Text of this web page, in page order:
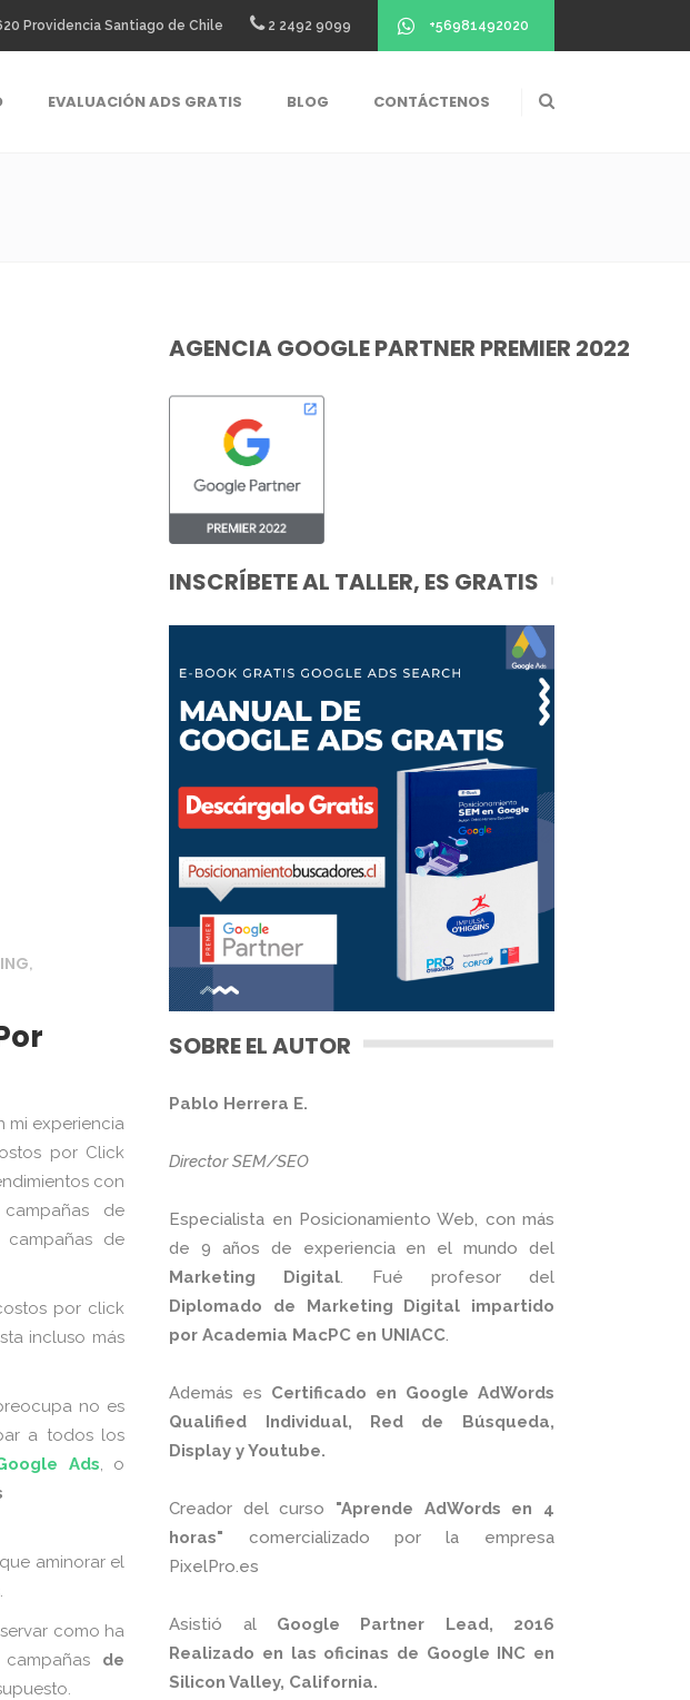
Providencia Santiago de Chile 2 2492 9099 +56981492020
EVALUACIÓN ADS GRATIS BLOG CONTÁCTENOS
,
mi experiencia
por Click
con
de
de
por click
incluso más
no es
a todos los
Ads, o
aminorar el
como ha
de
AGENCIA GOOGLE PARTNER PREMIER 2022
INSCRÍBETE AL TALLER, ES GRATIS
SOBRE EL AUTOR
Pablo Herrera E.
Director SEM/SEO
Especialista en Posicionamiento Web, con más
de 9 años de experiencia en el mundo del
Marketing Digital. Fué profesor del
Diplomado de Marketing Digital impartido
por Academia MacPC en UNIACC.
Además es Certificado en Google AdWords
Qualified Individual, Red de Búsqueda,
Display y Youtube.
Creador del curso "Aprende AdWords en 4
horas" comercializado por la empresa
PixelPro.es
Asistió al Google Partner Lead, 2016
Realizado en las oficinas de Google INC en
Silicon Valley, California.